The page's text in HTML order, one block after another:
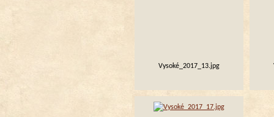
Vysoké_2017_13.jpg